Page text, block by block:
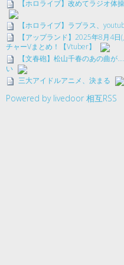
【ホロライブ】改めてラジオ体
【ホロライブ】ラプラス、
【アップランド】2025年8月4
チャーVまとめ！【Vtuber】
【文春砲】松山千春のあの曲
い
三大アイドルアニメ、決まる
Powered by livedoor 相互RSS